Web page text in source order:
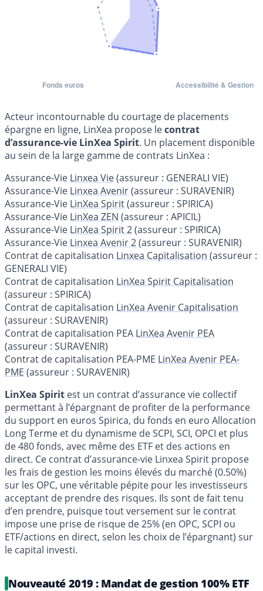
Acteur incontournable du courtage de placements
épargne en ligne, LinXea propose lecontrat
d’assurance-vie LinXea Spirit. Un placement disponible
au sein de la large gamme de contrats LinXea :
Assurance-Vie Linxea Vie(assureur : GENERALI VIE)
Assurance-Vie Linxea Avenir(assureur : SURAVENIR)
Assurance-Vie LinXea Spirit(assureur : SPIRICA)
Assurance-Vie LinXea ZEN (assureur : APICIL)
Assurance-Vie LinXea Spirit 2(assureur : SPIRICA)
Assurance-Vie Linxea Avenir 2(assureur : SURAVENIR)
Contrat de capitalisation Linxea Capitalisation (assureur :
GENERALI VIE)
Contrat de capitalisation LinXea Spirit Capitalisation
(assureur : SPIRICA)
Contrat de capitalisation LinXea Avenir Capitalisation
(assureur : SURAVENIR)
Contrat de capitalisation PEA LinXea Avenir PEA
(assureur : SURAVENIR)
Contrat de capitalisation PEA-PME LinXea Avenir PEA-
PME (assureur : SURAVENIR)
LinXea Spirit est un contrat d’assurance vie collectif
permettant à l’épargnant de profiter de la performance
du support en euros Spirica, du fonds en euro Allocation
Long Terme et du dynamisme de SCPI, SCI, OPCI et plus
de 480 fonds, avec même des ETF et des actions en
direct. Ce contrat d’assurance-vie Linxea Spirit propose
les frais de gestion les moins élevés du marché (0.50%)
sur les OPC, une véritable pépite pour les investisseurs
acceptant de prendre des risques. Ils sont de fait tenu
d’en prendre, puisque tout versement sur le contrat
impose une prise de risque de 25% (en OPC, SCPI ou
ETF/actions en direct, selon les choix de l’épargnant) sur
le capital investi.
Nouveauté 2019 : Mandat de gestion 100% ETF